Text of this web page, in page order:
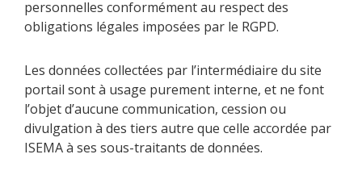
personnelles conformément au respect des
obligations légales imposées par le RGPD.
Les données collectées par l’intermédiaire du site
portail sont à usage purement interne, et ne font
l’objet d’aucune communication, cession ou
divulgation à des tiers autre que celle accordée par
ISEMA à ses sous-traitants de données.